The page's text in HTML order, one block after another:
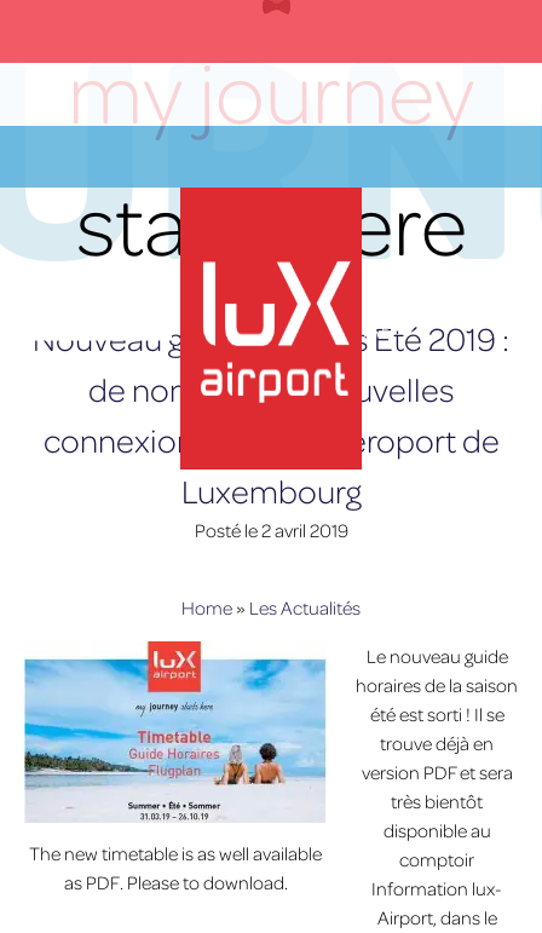
lux-Airport
FR
my journey
starts here
Nouveau guide horaires Eté 2019 :
de nombreuses nouvelles
connexions depuis l’aéroport de
Luxembourg
Posté le2 avril 2019
Home » Les Actualités
The new timetable is as well available
as PDF. Please to download.
Le nouveau guide
horaires de la saison
été est sorti ! Il se
trouve déjà en
version PDF et sera
très bientôt
disponible au
comptoir
Information lux-
Airport, dans le